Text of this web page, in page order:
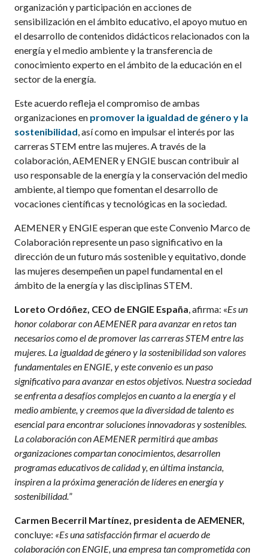
organización y participación en acciones de
sensibilización en el ámbito educativo, el apoyo mutuo en
el desarrollo de contenidos didácticos relacionados con la
energía y el medio ambiente y la transferencia de
conocimiento experto en el ámbito de la educación en el
sector de la energía.
Este acuerdo refleja el compromiso de ambas
organizaciones en promover la igualdad de género y la
sostenibilidad, así como en impulsar el interés por las
carreras STEM entre las mujeres. A través de la
colaboración, AEMENER y ENGIE buscan contribuir al
uso responsable de la energía y la conservación del medio
ambiente, al tiempo que fomentan el desarrollo de
vocaciones científicas y tecnológicas en la sociedad.
AEMENER y ENGIE esperan que este Convenio Marco de
Colaboración represente un paso significativo en la
dirección de un futuro más sostenible y equitativo, donde
las mujeres desempeñen un papel fundamental en el
ámbito de la energía y las disciplinas STEM.
Loreto Ordóñez, CEO de ENGIE España, afirma: «Es un
honor colaborar con AEMENER para avanzar en retos tan
necesarios como el de promover las carreras STEM entre las
mujeres. La igualdad de género y la sostenibilidad son valores
fundamentales en ENGIE, y este convenio es un paso
significativo para avanzar en estos objetivos. Nuestra sociedad
se enfrenta a desafíos complejos en cuanto a la energía y el
medio ambiente, y creemos que la diversidad de talento es
esencial para encontrar soluciones innovadoras y sostenibles.
La colaboración con AEMENER permitirá que ambas
organizaciones compartan conocimientos, desarrollen
programas educativos de calidad y, en última instancia,
inspiren a la próxima generación de líderes en energía y
sostenibilidad.”
Carmen Becerril Martínez, presidenta de AEMENER,
concluye: «Es una satisfacción firmar el acuerdo de
colaboración con ENGIE, una empresa tan comprometida con